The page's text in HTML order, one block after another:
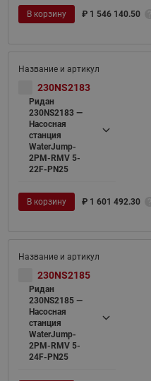
В корзину ₽ 1 546 140.50
230NS2183
Ридан
230NS2183 —
Насосная
станция
WaterJump-
2PM-RMV 5-
22F-PN25
В корзину ₽ 1 601 492.30
230NS2185
Ридан
230NS2185 —
Насосная
станция
WaterJump-
2PM-RMV 5-
24F-PN25